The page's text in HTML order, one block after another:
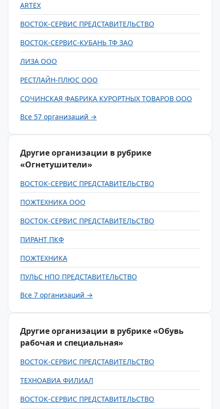
ARTEX
ВОСТОК-СЕРВИС ПРЕДСТАВИТЕЛЬСТВО
ВОСТОК-СЕРВИС-КУБАНЬ ТФ ЗАО
ЛИЗА ООО
РЕСТЛАЙН-ПЛЮС ООО
СОЧИНСКАЯ ФАБРИКА КУРОРТНЫХ ТОВАРОВ ООО
Все 57 организаций →
Другие организации в рубрике
«Огнетушители»
ВОСТОК-СЕРВИС ПРЕДСТАВИТЕЛЬСТВО
ПОЖТЕХНИКА ООО
ВОСТОК-СЕРВИС ПРЕДСТАВИТЕЛЬСТВО
ПИРАНТ ПКФ
ПОЖТЕХНИКА
ПУЛЬС НПО ПРЕДСТАВИТЕЛЬСТВО
Все 7 организаций →
Другие организации в рубрике «Обувь
рабочая и специальная»
ВОСТОК-СЕРВИС ПРЕДСТАВИТЕЛЬСТВО
ТЕХНОАВИА ФИЛИАЛ
ВОСТОК-СЕРВИС ПРЕДСТАВИТЕЛЬСТВО